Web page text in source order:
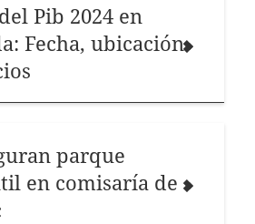
Pib 2024 en
Fecha, ubicación
parque
en comisaría de